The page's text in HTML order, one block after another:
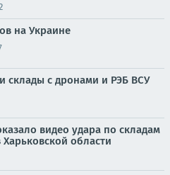
на Украине
склады с дронами и РЭБ ВСУ
видео удара по складам
области